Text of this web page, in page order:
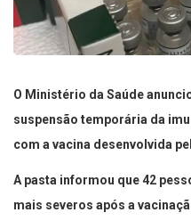
O Ministério da Saúde
suspensão temporária da
com a vacina desenvolvida
A pasta informou que 42
mais severos após a